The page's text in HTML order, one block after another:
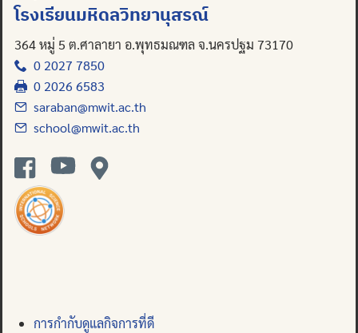
โรงเรียนมหิดลวิทยานุสรณ์
364 หมู่ 5 ต.ศาลายา อ.พุทธมณฑล จ.นครปฐม 73170
0 2027 7850
0 2026 6583
saraban@mwit.ac.th
school@mwit.ac.th
การกำกับดูแลกิจการที่ดี